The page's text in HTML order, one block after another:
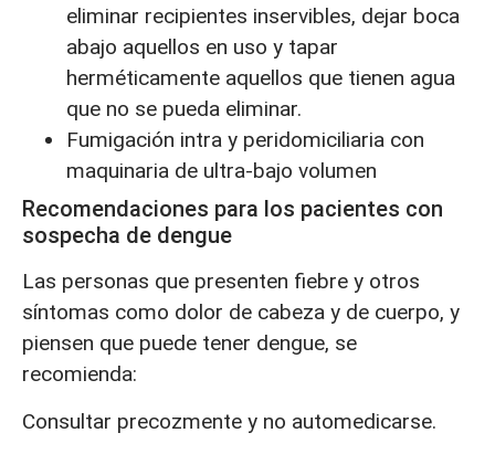
eliminar recipientes inservibles, dejar boca
abajo aquellos en uso y tapar
herméticamente aquellos que tienen agua
que no se pueda eliminar.
Fumigación intra y peridomiciliaria con
maquinaria de ultra-bajo volumen
Recomendaciones para los pacientes con
sospecha de dengue
Las personas que presenten fiebre y otros
síntomas como dolor de cabeza y de cuerpo, y
piensen que puede tener dengue, se
recomienda:
Consultar precozmente y no automedicarse.